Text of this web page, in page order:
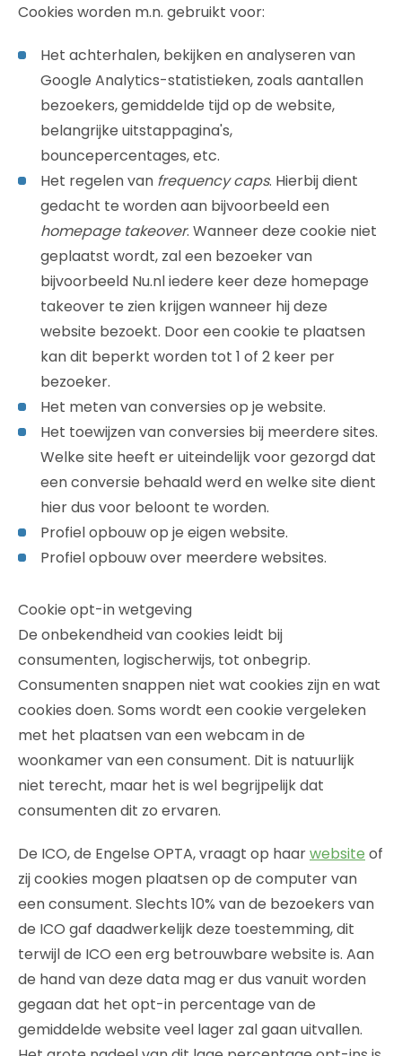
Cookies worden m.n. gebruikt voor:
Het achterhalen, bekijken en analyseren van
Google Analytics-statistieken, zoals aantallen
bezoekers, gemiddelde tijd op de website,
belangrijke uitstappagina's,
bouncepercentages, etc.
Het regelen van frequency caps. Hierbij dient
gedacht te worden aan bijvoorbeeld een
homepage takeover. Wanneer deze cookie niet
geplaatst wordt, zal een bezoeker van
bijvoorbeeld Nu.nl iedere keer deze homepage
takeover te zien krijgen wanneer hij deze
website bezoekt. Door een cookie te plaatsen
kan dit beperkt worden tot 1 of 2 keer per
bezoeker.
Het meten van conversies op je website.
Het toewijzen van conversies bij meerdere sites.
Welke site heeft er uiteindelijk voor gezorgd dat
een conversie behaald werd en welke site dient
hier dus voor beloont te worden.
Profiel opbouw op je eigen website.
Profiel opbouw over meerdere websites.
Cookie opt-in wetgeving
De onbekendheid van cookies leidt bij
consumenten, logischerwijs, tot onbegrip.
Consumenten snappen niet wat cookies zijn en wat
cookies doen. Soms wordt een cookie vergeleken
met het plaatsen van een webcam in de
woonkamer van een consument. Dit is natuurlijk
niet terecht, maar het is wel begrijpelijk dat
consumenten dit zo ervaren.
De ICO, de Engelse OPTA, vraagt op haarwebsite of
zij cookies mogen plaatsen op de computer van
een consument. Slechts 10% van de bezoekers van
de ICO gaf daadwerkelijk deze toestemming, dit
terwijl de ICO een erg betrouwbare website is. Aan
de hand van deze data mag er dus vanuit worden
gegaan dat het opt-in percentage van de
gemiddelde website veel lager zal gaan uitvallen.